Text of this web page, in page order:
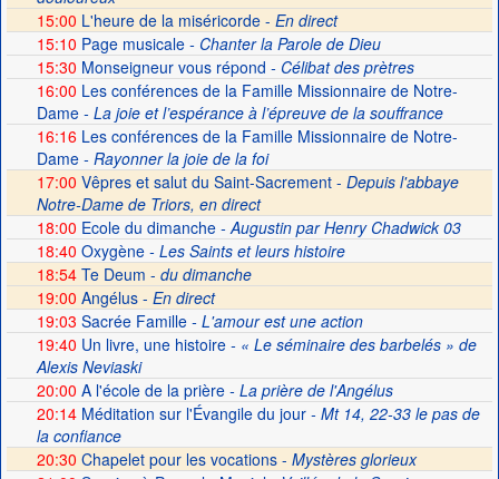
15:00 L'heure de la miséricorde - En direct
15:10 Page musicale- Chanter la Parole de Dieu
15:30 Monseigneur vous répond - Célibat des prètres
16:00 Les conférences de la Famille Missionnaire de Notre-
Dame- La joie et l’espérance à l’épreuve de la souffrance
16:16Les conférences de la Famille Missionnaire de Notre-
Dame- Rayonner la joie de la foi
17:00 Vêpres et salut du Saint-Sacrement - Depuis l'abbaye
Notre-Dame de Triors, en direct
18:00 Ecole du dimanche- Augustin par Henry Chadwick 03
18:40 Oxygène- Les Saints et leurs histoire
18:54Te Deum - du dimanche
19:00 Angélus - En direct
19:03 Sacrée Famille- L'amour est une action
19:40 Un livre, une histoire- « Le séminaire des barbelés » de
Alexis Neviaski
20:00 A l'école de la prière- La prière de l'Angélus
20:14Méditation sur l'Évangile du jour- Mt 14, 22-33 le pas de
la confiance
20:30 Chapelet pour les vocations - Mystères glorieux